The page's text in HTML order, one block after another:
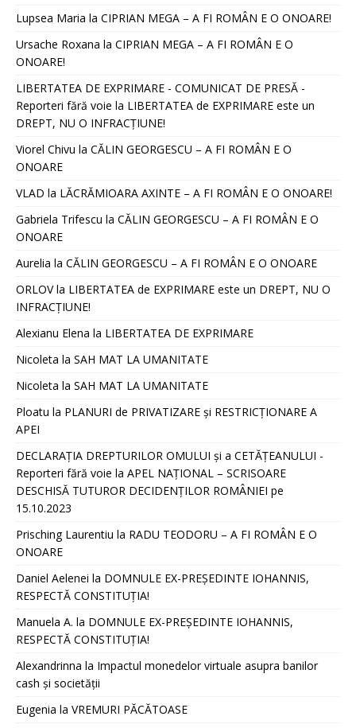
Lupsea Maria la CIPRIAN MEGA – A FI ROMÂN E O ONOARE!
Ursache Roxana la CIPRIAN MEGA – A FI ROMÂN E O
ONOARE!
LIBERTATEA DE EXPRIMARE - COMUNICAT DE PRESĂ -
Reporteri fără voie la LIBERTATEA de EXPRIMARE este un
DREPT, NU O INFRACȚIUNE!
Viorel Chivu la CĂLIN GEORGESCU – A FI ROMÂN E O
ONOARE
VLAD la LĂCRĂMIOARA AXINTE – A FI ROMÂN E O ONOARE!
Gabriela Trifescu la CĂLIN GEORGESCU – A FI ROMÂN E O
ONOARE
Aurelia la CĂLIN GEORGESCU – A FI ROMÂN E O ONOARE
ORLOVla LIBERTATEA de EXPRIMARE este un DREPT, NU O
INFRACȚIUNE!
Alexianu Elena la LIBERTATEA DE EXPRIMARE
Nicoleta la SAH MAT LA UMANITATE
Nicoleta la SAH MAT LA UMANITATE
Ploatu la PLANURI de PRIVATIZARE și RESTRICȚIONARE A
APEI
DECLARAȚIA DREPTURILOR OMULUI și a CETĂȚEANULUI -
Reporteri fără voie la APEL NAȚIONAL – SCRISOARE
DESCHISĂ TUTUROR DECIDENȚILOR ROMÂNIEI pe
15.10.2023
Prisching Laurentiu la RADU TEODORU – A FI ROMÂN E O
ONOARE
Daniel Aelenei la DOMNULE EX-PREȘEDINTE IOHANNIS,
RESPECTĂ CONSTITUȚIA!
Manuela A. la DOMNULE EX-PREȘEDINTE IOHANNIS,
RESPECTĂ CONSTITUȚIA!
Alexandrinna la Impactul monedelor virtuale asupra banilor
cash și societății
Eugenia la VREMURI PĂCĂTOASE